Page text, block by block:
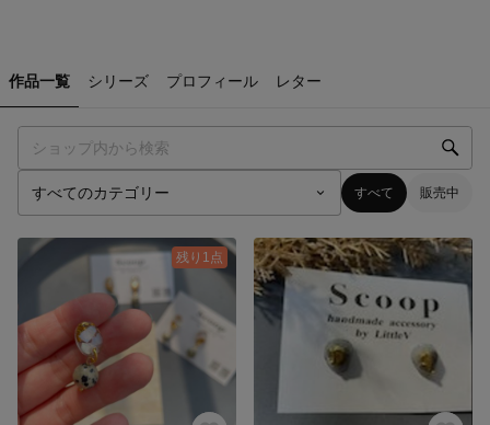
作品一覧 シリーズ プロフィール レター
すべて 販売中
残り1点